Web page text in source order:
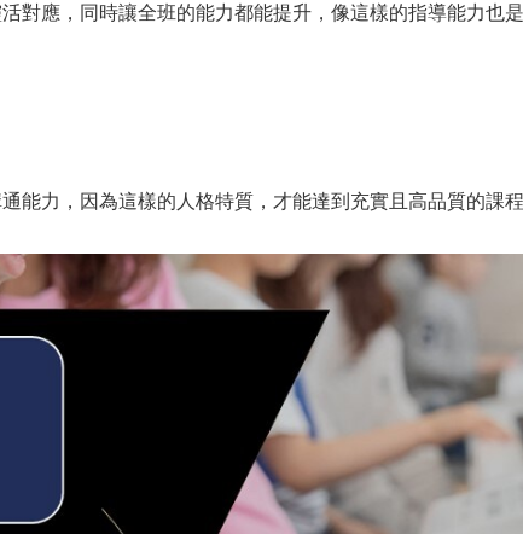
應，同時讓全班的能力都能提升，像這樣的指導能力也是
力，因為這樣的人格特質，才能達到充實且高品質的課程